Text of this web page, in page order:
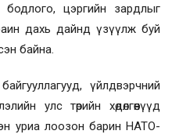
цэргийн зардлыг
дахь дайнд үзүүлж буй
байна.
үйлдвэрчний
улс төрийн хөдөлгөөнүүд
уриа лоозон барин НАТО-